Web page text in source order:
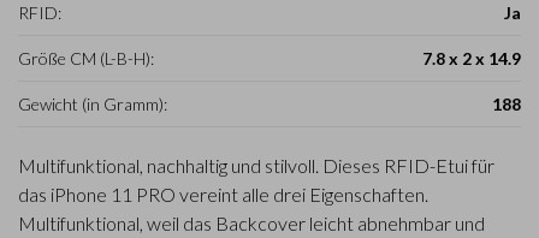
RFID: Ja
Größe CM (L-B-H): 7.8 x 2 x 14.9
Gewicht (in Gramm): 188
Multifunktional, nachhaltig und stilvoll. Dieses RFID-Etui für
das iPhone 11 PRO vereint alle drei Eigenschaften.
Multifunktional, weil das Backcover leicht abnehmbar und